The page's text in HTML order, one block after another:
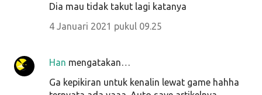
Dia mau tidak takut lagi katanya
4 Januari 2021 pukul 09.25
Han mengatakan…
Ga kepikiran untuk kenalin lewat game hahha